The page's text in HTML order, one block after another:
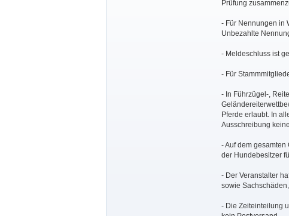
Prüfung
- Für Nennungen in
Unbezahlte
- Meldeschluss ist
- Für
- In Führzügel-,
Pferde erlaubt. In
Ausschreibung
- Auf dem
der Hundebesitzer
- Der Veranstalter
sowie
- Die Zeiteinteilung